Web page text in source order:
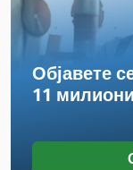
Објавете
11